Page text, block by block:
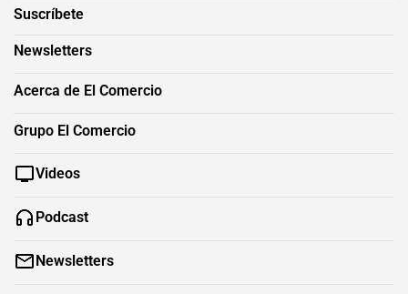
Suscríbete
Newsletters
Acerca de El Comercio
Grupo El Comercio
Videos
Podcast
Newsletters